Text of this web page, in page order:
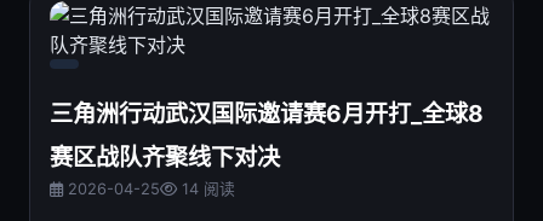
三角洲行动武汉国际邀请赛6月开打_全球8
赛区战队齐聚线下对决
2026-04-25 14 阅读